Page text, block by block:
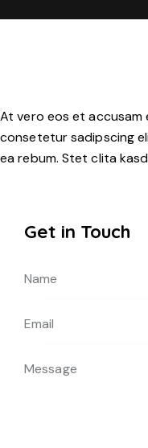
At vero eos et accusam
consetetur sadipscing
ea rebum. Stet clita
Get in Touch